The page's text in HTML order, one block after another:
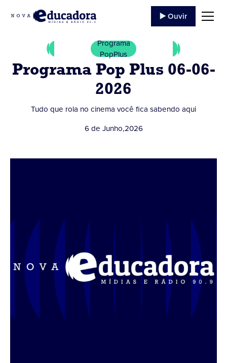
▶️ Ouvir
Programa
PopPlus
Programa Pop Plus 06-06-
2026
Tudo que rola no cinema você fica sabendo aqui
6 de Junho,2026